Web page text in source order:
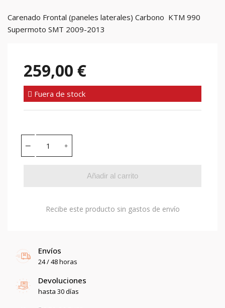
Carenado Frontal (paneles laterales) Carbono KTM 990
Supermoto SMT 2009-2013
259,00 €
Fuera de stock
Añadir al carrito
Recibe este producto sin gastos de envío
Envíos
24 / 48 horas
Devoluciones
hasta 30 días